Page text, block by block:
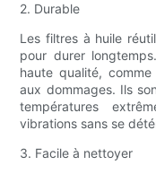
2. Durable
Les filtres à huile
pour durer
haute qualité,
aux dommages. Ils
températures
vibrations sans se
3. Facile à nettoyer